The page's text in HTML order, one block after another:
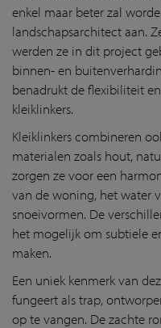
enkel maar beter zal
landschapsarchitect aan.
werden ze in dit project
binnen- en
benadrukt de flexibiliteit
kleiklinkers.
Kleiklinkers combineren
materialen zoals hout,
zorgen ze voor een
van de woning, het water
snoeivormen. De
het mogelijk om subtiele
maken.
Een uniek kenmerk van
fungeert als trap,
op te vangen. De zachte